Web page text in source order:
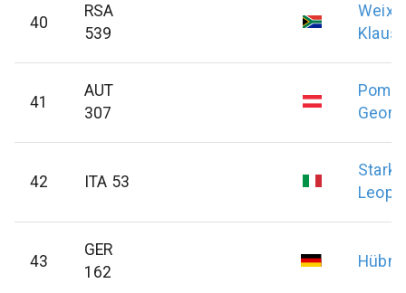
40
RSA
539
Klaus
41
AUT
307
Georg
42 ITA 53
Starke
43
GER
162